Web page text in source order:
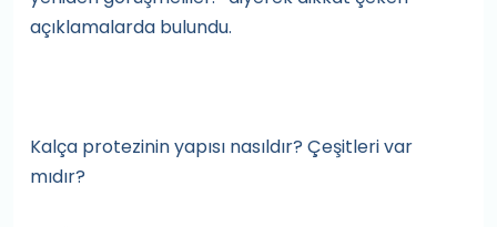
açıklamalarda bulundu.
Kalça protezinin yapısı nasıldır? Çeşitleri var
mıdır?